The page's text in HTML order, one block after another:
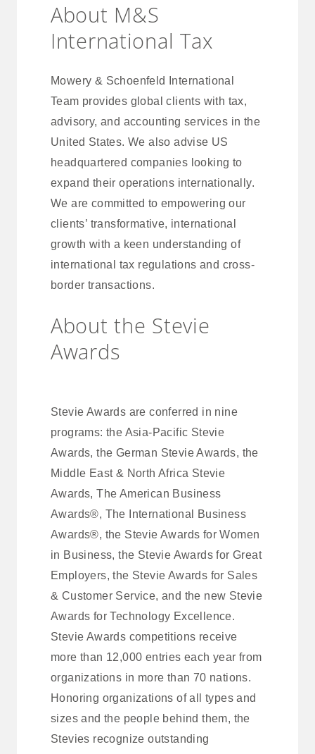
About M&S
International Tax
Mowery & Schoenfeld International
Team provides global clients with tax,
advisory, and accounting services in the
United States. We also advise US
headquartered companies looking to
expand their operations internationally.
We are committed to empowering our
clients’ transformative, international
growth with a keen understanding of
international tax regulations and cross-
border transactions.
About the Stevie
Awards
Stevie Awards are conferred in nine
programs: the Asia-Pacific Stevie
Awards, the German Stevie Awards, the
Middle East & North Africa Stevie
Awards, The American Business
Awards®, The International Business
Awards®, the Stevie Awards for Women
in Business, the Stevie Awards for Great
Employers, the Stevie Awards for Sales
& Customer Service, and the new Stevie
Awards for Technology Excellence.
Stevie Awards competitions receive
more than 12,000 entries each year from
organizations in more than 70 nations.
Honoring organizations of all types and
sizes and the people behind them, the
Stevies recognize outstanding